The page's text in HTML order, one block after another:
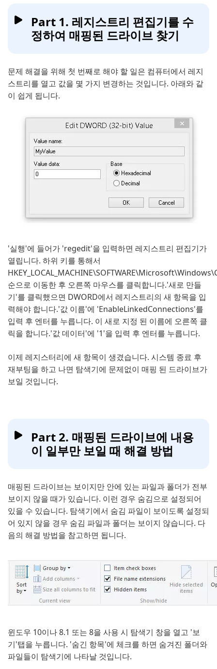
Part 1. 레지스트리 편집기를 수
정하여 매핑된 드라이브 찾기
문제 해결을 위해 첫 번째로 해야 할 일은 컴퓨터에서 레지
스트리를 열고 값을 몇 가지 변경하는 것입니다. 아래와 같
이 쉽게 됩니다.
'실행'에 들어가 'regedit'을 입력하면 레지스트리 편집기가
열립니다. 하위 키를 통해서
순으로 이동한 후 오른쪽 마우스를 클릭합니다.'새로 만들
기'를 클릭했으면 DWORD에서 레지스트리의 새 항목을 입
력해야 합니다.'값 이름'에 'EnableLinkedConnections'를
입력 후 엔터를 누릅니다. 이 새로 지정 된 이름에 오른쪽 클
릭을 합니다.'값 데이터'에 '1'을 입력 후 엔터를 누릅니다.
이제 레지스터리에 새 항목이 생겼습니다. 시스템 종료 후
재부팅을 하고 나면 탐색기에 문제없이 매핑 된 드라이브가
보일 것입니다.
Part 2. 매핑된 드라이브에 내용
이 일부만 보일 때 해결 방법
매핑된 드라이브는 보이지만 안에 있는 파일과 폴더가 전부
보이지 않을 때가 있습니다. 이런 경우 숨김으로 설정되어
있을 수 있습니다. 탐색기에서 숨김 파일이 보이도록 설정되
어 있지 않을 경우 숨김 파일과 폴더는 보이지 않습니다. 다
음의 해결 방법을 참고하면 됩니다.
윈도우 10이나 8.1 또는 8을 사용 시 탐색기 창을 열고 '보
기'탭을 누릅니다. '숨긴 항목'에 체크를 하면 숨겨진 폴더와
파일들이 탐색기에 나타날 것입니다.